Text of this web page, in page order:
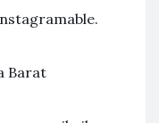
Barat